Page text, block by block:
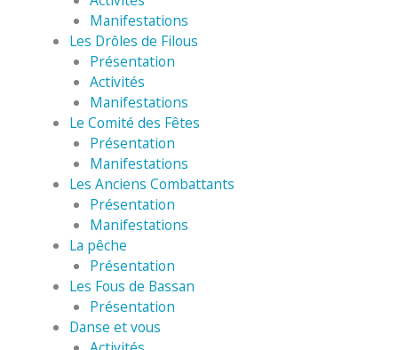
Manifestations
Les Drôles de Filous
Présentation
Activités
Manifestations
Le Comité des Fêtes
Présentation
Manifestations
Les Anciens Combattants
Présentation
Manifestations
La pêche
Présentation
Les Fous de Bassan
Présentation
Danse et vous